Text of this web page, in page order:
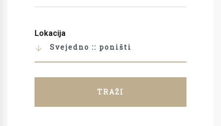
Lokacija
Svejedno :: poništi
TRAŽI